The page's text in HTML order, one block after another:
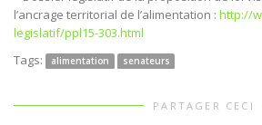
l’ancrage territorial de l’alimentation : http://
legislatif/ppl15-303.html
Tags:
alimentation senateurs
PARTAGER CECI